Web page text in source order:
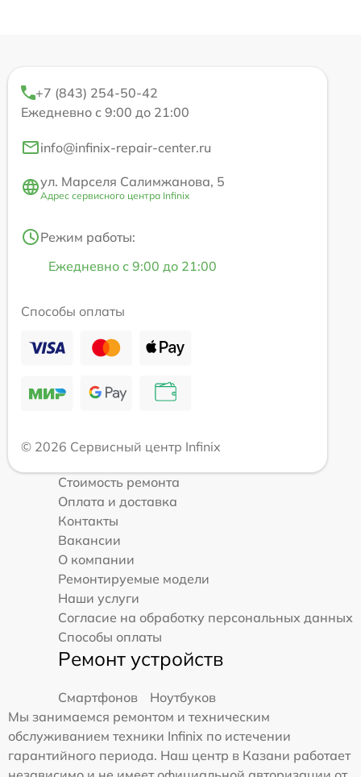
+7 (843) 254-50-42
Ежедневно с 9:00 до 21:00
info@infinix-repair-center.ru
ул. Марселя Салимжанова, 5
Адрес сервисного центра Infinix
Режим работы:
Ежедневно с 9:00 до 21:00
Способы оплаты
© 2026 Сервисный центр Infinix
Стоимость ремонта
Оплата и доставка
Контакты
Вакансии
О компании
Ремонтируемые модели
Наши услуги
Согласие на обработку персональных данных
Способы оплаты
Ремонт устройств
Смартфонов
Ноутбуков
Мы занимаемся ремонтом и техническим
обслуживанием техники Infinix по истечении
гарантийного периода. Наш центр в Казани работает